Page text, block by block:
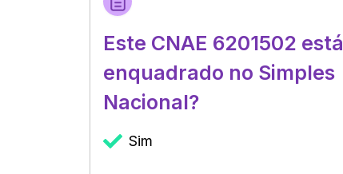
Este CNAE 6201502 está
enquadrado no Simples
Nacional?
Sim